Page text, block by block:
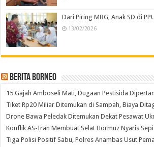
Dari Piring MBG, Anak SD di
13/02/2026
Berita Borneo
15 Gajah Amboseli Mati, Dugaan Pestisida
Tiket Rp20 Miliar Ditemukan di Sampah, Biaya
Drone Bawa Peledak Ditemukan Dekat Pesawat
Konflik AS-Iran Membuat Selat Hormuz Nyaris Sepi
Tiga Polisi Positif Sabu, Polres Anambas Usut